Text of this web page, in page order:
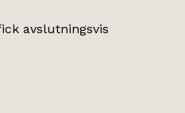
avslutningsvis